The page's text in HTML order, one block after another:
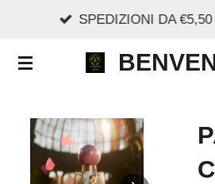
contenuto
SPEDIZIONI DA